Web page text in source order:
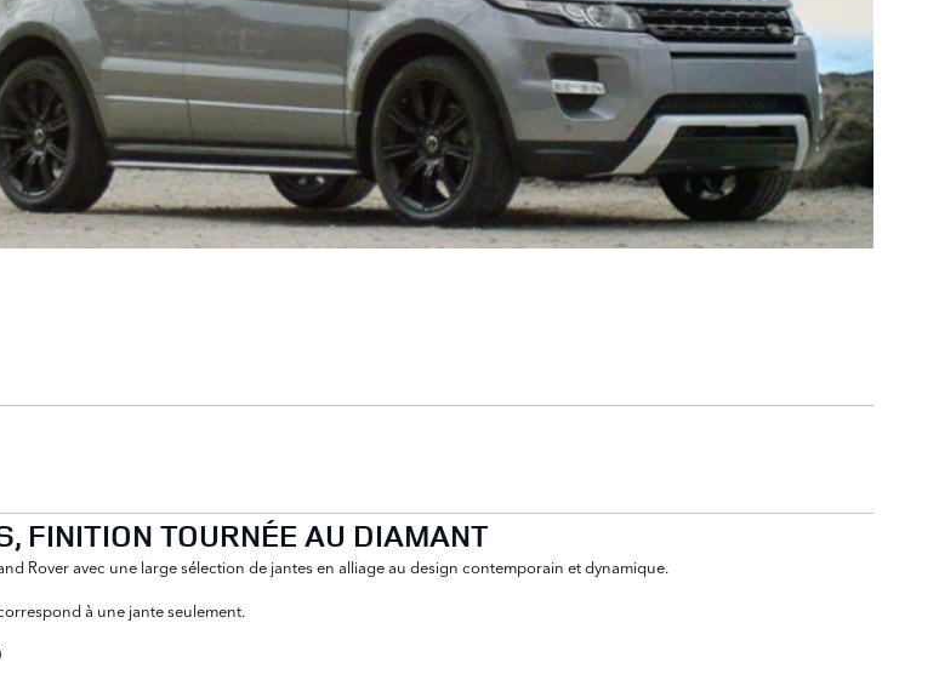
FINITION TOURNÉE AU DIAMANT
Rover avec une large sélection de jantes en alliage au design contemporain et dynamique.
à une jante seulement.